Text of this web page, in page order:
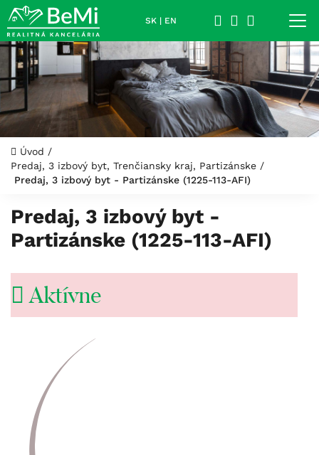
SK | EN
Úvod /
Predaj, 3 izbový byt, Trenčiansky kraj, Partizánske /
Predaj, 3 izbový byt - Partizánske (1225-113-AFI)
Predaj, 3 izbový byt -
Partizánske (1225-113-AFI)
Aktívne